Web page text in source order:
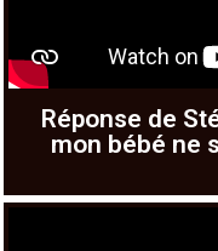
Réponse de
mon bébé ne